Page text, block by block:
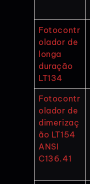
Fotocontr
olador de
longa
duração
LT134
Fotocontr
olador de
dimerizaç
ão LT154
ANSI
C136.41